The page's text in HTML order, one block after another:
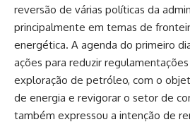
reversão de várias políticas da
principalmente em temas de
energética. A agenda do primeiro
ações para reduzir
exploração de petróleo, com o
de energia e revigorar o setor de
também expressou a intenção de